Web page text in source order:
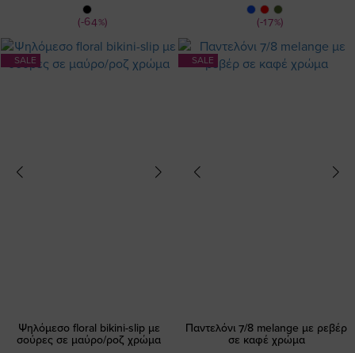
(-64%)
Τιμή
(-17%)
Τιμή
SALE
Ψηλόμεσο floral bikini-slip με
σούρες σε μαύρο/ροζ χρώμα
SALE
Παντελόνι 7/8 melange με ρεβέρ
σε καφέ χρώμα